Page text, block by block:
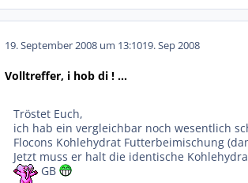
19. September 2008 um 13:1019. Sep 2008
Volltreffer, i hob di ! ...
Tröstet Euch,
ich hab ein vergleichbar noch wesentlich
Flocons Kohlehydrat Futterbeimischung
Jetzt muss er halt die identische
GB